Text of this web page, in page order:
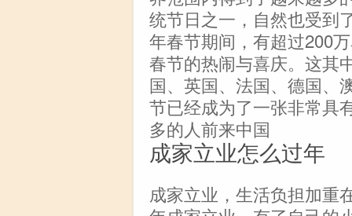
统节日之一，自然也受到
年春节期间，有超过200
春节的热闹与喜庆。这其
国、英国、法国、德国、
节已经成为了一张非常具
多的人前来中国
成家立业怎么过年
成家立业，生活负担加重